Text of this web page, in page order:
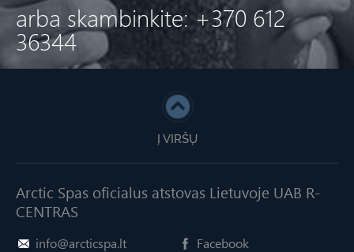
arba skambinkite: +370 612
36344
Į VIRŠŲ
Arctic Spas oficialus atstovas Lietuvoje UAB R-
CENTRAS
info@arcticspa.lt
Facebook